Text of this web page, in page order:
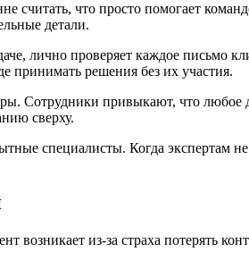
что просто помогает
детали.
лично проверяет каждое письмо
принимать решения без их участия.
Сотрудники привыкают, что любое
сверху.
специалисты. Когда экспертам
из-за страха потерять